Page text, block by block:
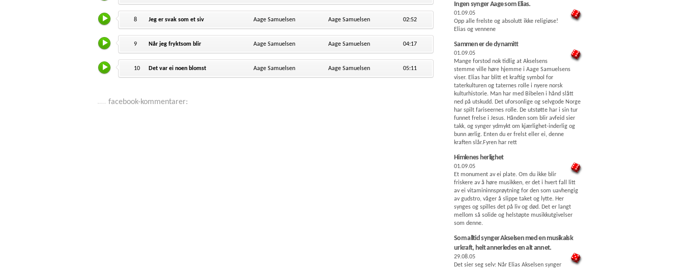
8 Jeg er svak som et siv Aage Samuelsen Aage Samuelsen 02:52
9 Når jeg fryktsom blir Aage Samuelsen Aage Samuelsen 04:17
10 Det var ei noen blomst Aage Samuelsen Aage Samuelsen 05:11
Ingen synger Aage som Elias.
01.09.05
Opp alle frelste og absolutt ikke religiøse!
Elias og vennene
Sammen er de dynamitt
01.09.05
Mange forstod nok tidlig at Akselsens
stemme ville høre hjemme i Aage Samuelsens
viser. Elias har blitt et kraftig symbol for
taterkulturen og taternes rolle i nyere norsk
kulturhistorie. Man har med Bibelen i hånd slått
ned på utskudd. Det uforsonlige og selvgode Norge
har spilt fariseernes rolle. De utstøtte har i sin tur
funnet frelse i Jesus. Hånden som blir avfeid sier
takk, og synger ydmykt om kjærlighet-inderlig og
bunn ærlig. Enten du er frelst eller ei, denne
kraften slår.Fyren har rett
Himlenes herlighet
01.09.05
Et monument av ei plate. Om du ikke blir
friskere av å høre musikken, er det i hvert fall litt
av ei vitamininnsprøytning for den som uavhengig
av gudstro, våger å slippe taket og lytte. Her
synges og spilles det på liv og død. Det er langt
mellom så solide og helstøpte musikkutgivelser
som denne.
Som alltid synger Akselsen med en musikalsk
urkraft, helt annerledes en alt annet.
29.08.05
Det sier seg selv: Når Elias Akselsen synger